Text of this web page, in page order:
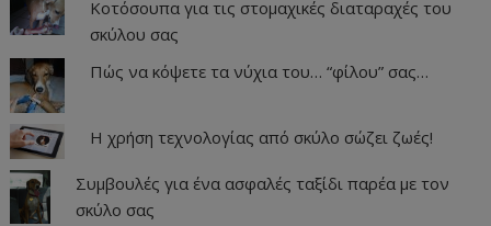
Κοτόσουπα για τις στομαχικές διαταραχές του
σκύλου σας
Πώς να κόψετε τα νύχια του… “φίλου” σας…
Η χρήση τεχνολογίας από σκύλο σώζει ζωές!
Συμβουλές για ένα ασφαλές ταξίδι παρέα με τον
σκύλο σας